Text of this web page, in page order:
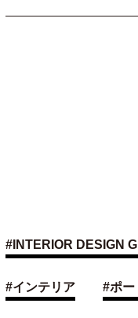
# INTERIOR DESIGN
#インテリア #ポー